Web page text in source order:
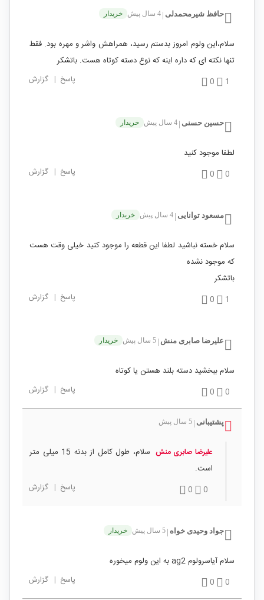
حافظ شیرمحمدلی 4 سال پیش خریدار
سلام،این ولوم امروز بدستم رسید، همراهش واشر و مهره بود. فقط
تنها نکته ای که داره اینه که نوع دسته کوتاه هست. باتشکر
1
0 پاسخ | گزارش
حسین حسنی 4 سال پیش خریدار
لطفا موجود کنید
0
0 پاسخ | گزارش
مسعود توانایی 4 سال پیش خریدار
سلام خسته نباشید لطفا این قطعه را موجود کنید خیلی وقت هست
که موجود نشده
باتشکر
1
0 پاسخ | گزارش
علیرضا صابری منش 5 سال پیش خریدار
سلام ببخشید دسته بلند هستن یا کوتاه
0
0 پاسخ | گزارش
پشتیبانی 5 سال پیش
علیرضا صابری منش
سلام، طول کامل از بدنه 15 میلی متر
است.
0
0 پاسخ | گزارش
جواد وحیدی خواه 5 سال پیش خریدار
سلام آیاسرولوم ag2 به این ولوم میخوره
0
0 پاسخ | گزارش